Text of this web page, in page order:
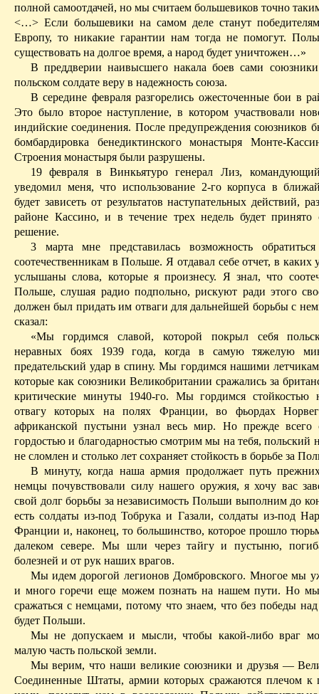
полной самоотдачей, но мы считаем большевиков точно
<…> Если большевики на самом деле станут
Европу, то никакие гарантии нам тогда не помогут.
существовать на долгое время, а народ будет уничтожен…»
В преддверии наивысшего накала боев сами
польском солдате веру в надежность союза.
В середине февраля разгорелись ожесточенные бои в
Это было второе наступление, в котором участвовали
индийские соединения. После предупреждения союзников
бомбардировка бенедиктинскогомонастыря Монте-
Строения монастыря были разрушены.
19 февраля в Винкьятурогенерал Лиз,
уведомил меня, что использование 2-го корпуса в
будет зависеть от результатов наступательных действий,
районе Кассино, и в течение трех недель будет принято
решение.
3 марта мне представилась возможность
соотечественникам в Польше. Я отдавал себе отчет, в каких
услышаны слова, которые я произнесу. Я знал, что
Польше, слушая радио подпольно, рискуют ради этого
должен был придать им отваги для дальнейшей борьбы с
сказал:
«Мы гордимся славой, которой покрыл себя
неравных боях 1939 года, когда в самую тяжелую
предательский удар в спину. Мы гордимся нашими
которые как союзники Великобритании сражались за
критические минуты 1940-го. Мы гордимся стойкостью
отвагу которых на полях Франции, во фьордах
африканской пустыни узнал весь мир. Нопрежде всего
гордостью и благодарностью смотрим мы на тебя, польский
не сломлен и столько лет сохраняет стойкость в борьбе за
В минуту, когда наша армия продолжает путь
немцы почувствовали силу нашего оружия, я хочу вас
свой долг борьбы за независимость Польши выполним до
есть солдаты из-подТобрука и Газали, солдаты из-под
Франции и, наконец, то большинство, которое прошло
далеком севере. Мы шли через тайгу и пустыню,
болезней и от рук наших врагов.
Мы идем дорогой легионов Домбровского. Многое мы
и много горечи еще можем познать на нашем пути. Но мы
сражаться с немцами, потому что знаем, что без победы
будет Польши.
Мы не допускаем и мысли, чтобы какой-либо враг
малую часть польской земли.
Мы верим, что наши великие союзники и друзья —
Соединенные Штаты, армии которых сражаются плечом к